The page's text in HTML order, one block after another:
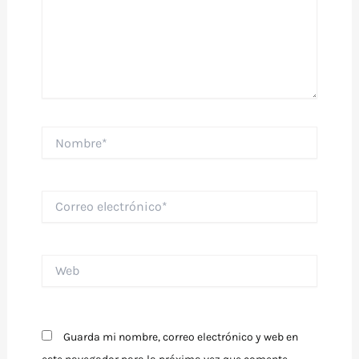
electrónico*
Guarda mi nombre, correo electrónico y web en